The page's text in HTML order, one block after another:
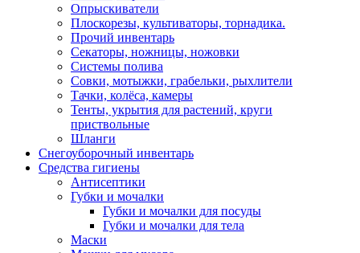
Опрыскиватели
Плоскорезы, культиваторы, торнадика.
Прочий инвентарь
Секаторы, ножницы, ножовки
Системы полива
Совки, мотыжки, грабельки, рыхлители
Тачки, колёса, камеры
Тенты, укрытия для растений, круги
приствольные
Шланги
Снегоуборочный инвентарь
Средства гигиены
Антисептики
Губки и мочалки
Губки и мочалки для посуды
Губки и мочалки для тела
Маски